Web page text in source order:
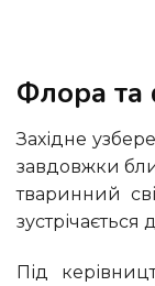
Флора
Західне узбережжя острова займають мангрові ліси та болота, а східне, звернене до океану – білий піщаний пляж
завдовжки
тваринний
Під керівництвом лісничого туристи можуть спостерігати за хижаками та електричними скатами під час